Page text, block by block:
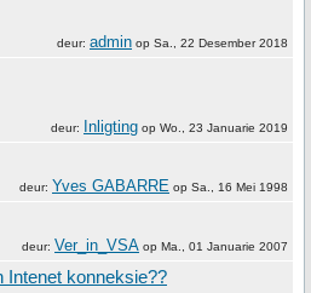
deur: admin op Sa., 22 Desember 2018
deur: Inligting op Wo., 23 Januarie 2019
deur: Yves GABARRE op Sa., 16 Mei 1998
deur: Ver_in_VSA op Ma., 01 Januarie 2007
Intenet konneksie??